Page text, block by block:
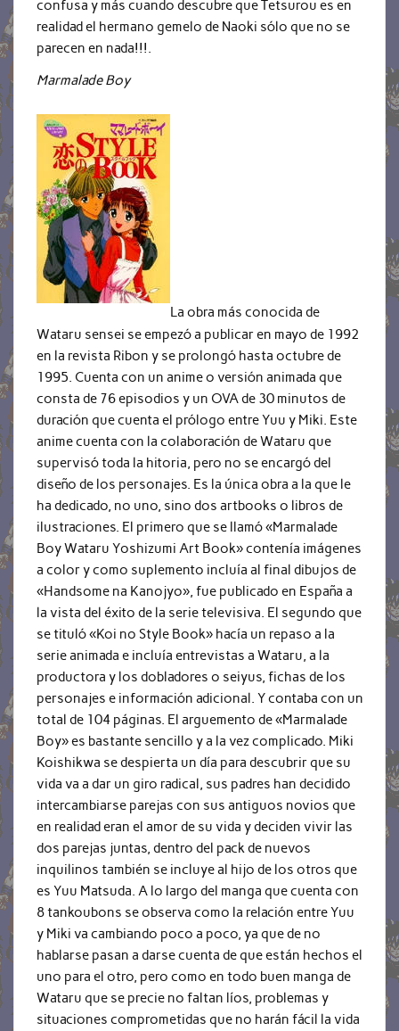
confusa y más cuando descubre que Tetsurou es en
realidad el hermano gemelo de Naoki sólo que no se
parecen en nada!!!.
Marmalade Boy
La obra más conocida de
Wataru sensei se empezó a publicar en mayo de 1992
en la revista Ribon y se prolongó hasta octubre de
1995. Cuenta con un anime o versión animada que
consta de 76 episodios y un OVA de 30 minutos de
duración que cuenta el prólogo entre Yuu y Miki. Este
anime cuenta con la colaboración de Wataru que
supervisó toda la hitoria, pero no se encargó del
diseño de los personajes. Es la única obra a la que le
ha dedicado, no uno, sino dos artbooks o libros de
ilustraciones. El primero que se llamó «Marmalade
Boy Wataru Yoshizumi Art Book» contenía imágenes
a color y como suplemento incluía al final dibujos de
«Handsome na Kanojyo», fue publicado en España a
la vista del éxito de la serie televisiva. El segundo que
se tituló «Koi no Style Book» hacía un repaso a la
serie animada e incluía entrevistas a Wataru, a la
productora y los dobladores o seiyus, fichas de los
personajes e información adicional. Y contaba con un
total de 104 páginas. El arguemento de «Marmalade
Boy» es bastante sencillo y a la vez complicado. Miki
Koishikwa se despierta un día para descubrir que su
vida va a dar un giro radical, sus padres han decidido
intercambiarse parejas con sus antiguos novios que
en realidad eran el amor de su vida y deciden vivir las
dos parejas juntas, dentro del pack de nuevos
inquilinos también se incluye al hijo de los otros que
es Yuu Matsuda. A lo largo del manga que cuenta con
8 tankoubons se observa como la relación entre Yuu
y Miki va cambiando poco a poco, ya que de no
hablarse pasan a darse cuenta de que están hechos el
uno para el otro, pero como en todo buen manga de
Wataru que se precie no faltan líos, problemas y
situaciones comprometidas que no harán fácil la vida